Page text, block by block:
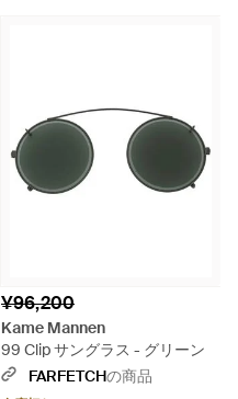
¥96,200
Kame Mannen
99 Clip サングラス - グリーン
FARFETCHの商品